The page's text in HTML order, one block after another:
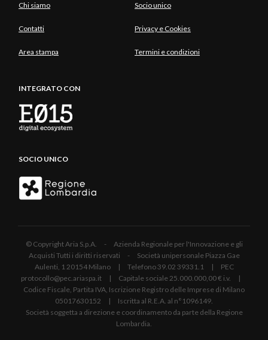
Chi siamo Socio unico
Contatti Privacy e Cookies
Area stampa Termini e condizioni
INTEGRATO CON
SOCIO UNICO
© Copyright Aria S.p.A. - Azienda Regionale per l'Innovazione e gli
Acquisti Tutti i diritti riservati - Società unipersonale Piazza Gae
Aulenti, 1 20154 Milano | Telefono 39.02 39331.1 | PEC
protocollo@pec.ariaspa.it | Capitale sociale 25.000.000,00 € i.v. |
Codice Fiscale, Partita IVA, Iscrizione Registro delle Imprese di Milano
05017630152 | Iscritta al R.E.A. al n°1096149.
Società soggetta a direzione e coordinamento da parte della Regione
Lombardia.